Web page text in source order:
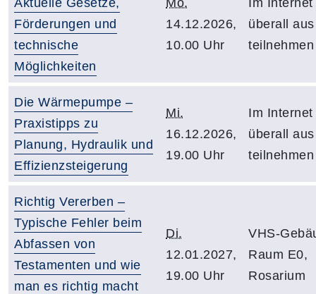
Förderungen und
technische
Möglichkeiten
14.12.2026,
10.00 Uhr
überall aus
teilnehmen
Die Wärmepumpe –
Praxistipps zu
Planung, Hydraulik und
Effizienzsteigerung
Mi.
16.12.2026,
19.00 Uhr
Im Internet
überall aus
teilnehmen
Richtig Vererben –
Typische Fehler beim
Abfassen von
Testamenten und wie
man es richtig macht
Di.
12.01.2027,
19.00 Uhr
VHS-
Raum E0,
Rosarium